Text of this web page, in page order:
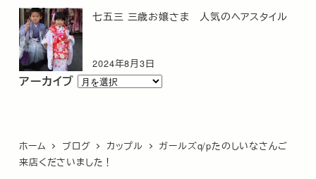
七五三 三歳お嬢さま 人気のヘアスタイル
2024年8月3日
アーカイブ ア
ブ
ホーム ブログ カップル
ガールズq/pたのしいなさんご
来店くださいました！